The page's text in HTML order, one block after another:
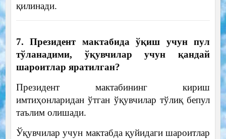
қилинади.
7. Президент мактабида ўқиш учун пул
тўланадими, ўқувчилар учун қандай
шароитлар яратилган?
Президент мактабининг кириш
имтиҳонларидан ўтган ўқувчилар тўлиқ бепул
таълим олишади.
Ўқувчилар учун мактабда қуйидаги шароитлар